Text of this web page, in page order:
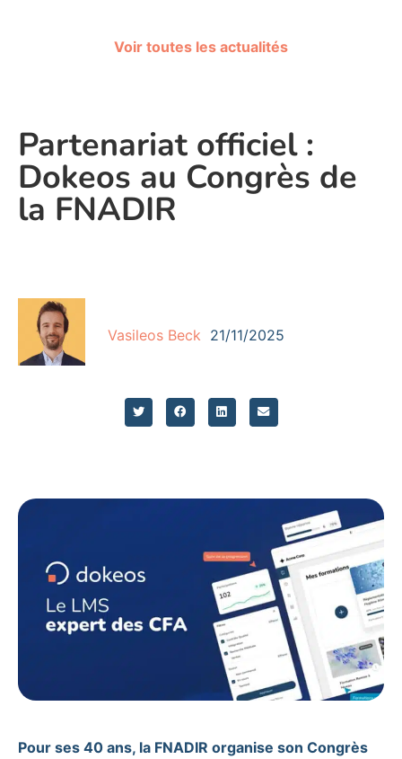
Voir toutes les actualités
Partenariat officiel :
Dokeos au Congrès de
la FNADIR
Vasileos Beck 21/11/2025
Pour ses 40 ans, la FNADIR organise son Congrès